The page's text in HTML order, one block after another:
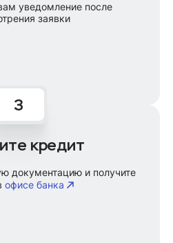
уведомление после
заявки
кредит
документацию и получите
офисе банка